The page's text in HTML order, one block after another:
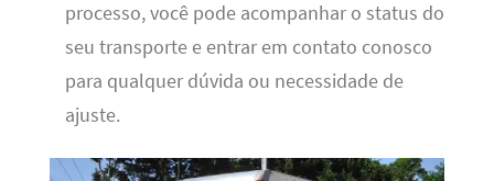
processo, você pode acompanhar o status do
seu transporte e entrar em contato conosco
para qualquer dúvida ou necessidade de
ajuste.